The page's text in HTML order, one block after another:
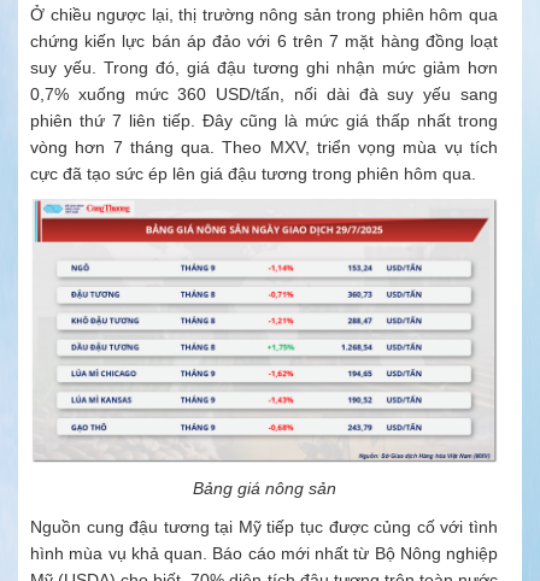
Ở chiều ngược lại, thị trường nông sản trong phiên hôm qua
chứng kiến lực bán áp đảo với 6 trên 7 mặt hàng đồng loạt
suy yếu. Trong đó, giá đậu tương ghi nhận mức giảm hơn
0,7% xuống mức 360 USD/tấn, nối dài đà suy yếu sang
phiên thứ 7 liên tiếp. Đây cũng là mức giá thấp nhất trong
vòng hơn 7 tháng qua. Theo MXV, triển vọng mùa vụ tích
cực đã tạo sức ép lên giá đậu tương trong phiên hôm qua.
Bảng giá nông sản
Nguồn cung đậu tương tại Mỹ tiếp tục được củng cố với tình
hình mùa vụ khả quan. Báo cáo mới nhất từ Bộ Nông nghiệp